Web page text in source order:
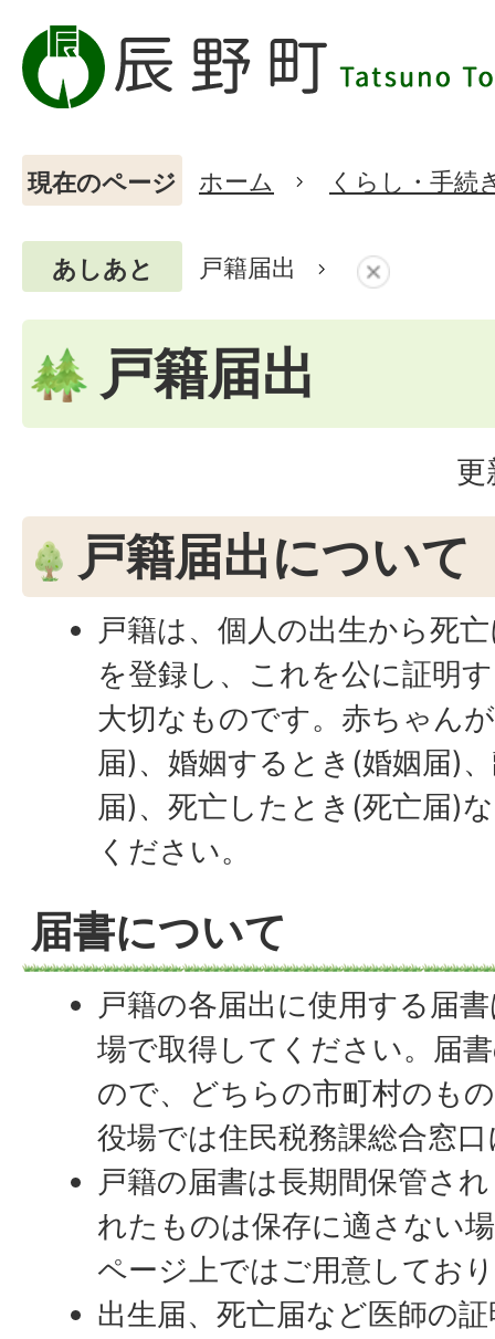
現在のページ ホーム くらし・手続
あしあと 戸籍届出
戸籍届出
更
戸籍届出について
戸籍は、個人の出生から死
を登録し、これを公に証明
大切なものです。赤ちゃん
届)、婚姻するとき(婚姻届)
届)、死亡したとき(死亡届)
ください。
届書について
戸籍の各届出に使用する届
場で取得してください。届
ので、どちらの市町村のも
役場では住民税務課総合窓
戸籍の届書は長期間保管さ
れたものは保存に適さない
ページ上ではご用意してお
出生届、死亡届など医師の